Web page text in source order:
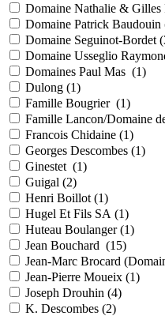
Domaine Nathalie & Gilles
Domaine Patrick Baudouin
Domaine Seguinot-Bordet (
Domaine Usseglio
Domaines Paul Mas (1)
Dulong (1)
Famille Bougrier (1)
Famille Lancon/Domaine
Francois Chidaine (1)
Georges Descombes (1)
Ginestet (1)
Guigal (2)
Henri Boillot (1)
Hugel Et Fils SA (1)
Huteau Boulanger (1)
Jean Bouchard (15)
Jean-Marc Brocard
Jean-Pierre Moueix (1)
Joseph Drouhin (4)
K. Descombes (2)